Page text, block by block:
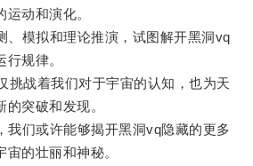
动和演化。
模拟和理论推演，试图解开黑洞vq
规律。
战着我们对于宇宙的认知，也为天
突破和发现。
们或许能够揭开黑洞vq隐藏的更多
的壮丽和神秘。